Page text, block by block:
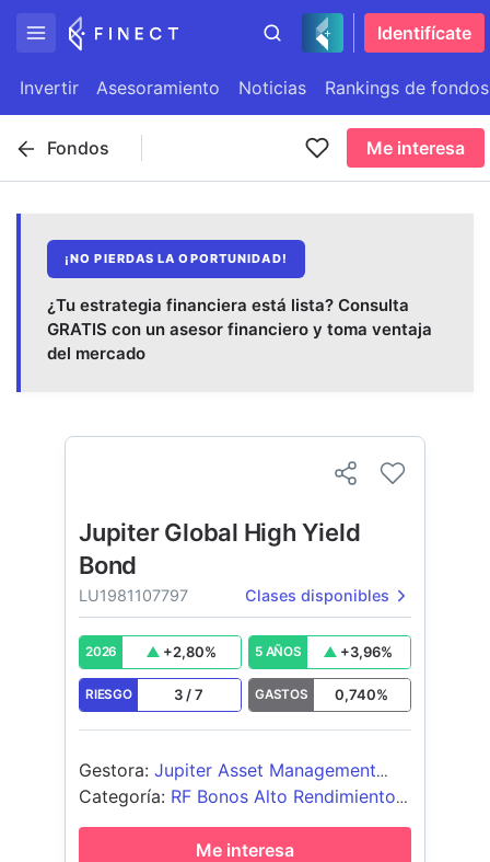
Identifícate
Invertir Asesoramiento Noticias Rankings de fondos
Fondos Me interesa
¡NO PIERDAS LA OPORTUNIDAD!
¿Tu estrategia financiera está lista? Consulta
GRATIS con un asesor financiero y toma ventaja
del mercado
Jupiter Global High Yield
Bond
LU1981107797 Clases disponibles
2026 +2,80% 5 AÑOS +3,96%
RIESGO 3 /7 GASTOS 0,740%
Gestora: Jupiter Asset Management
International S.A.
Categoría: RF Bonos Alto Rendimiento
Global - EUR Cubierto
Me interesa